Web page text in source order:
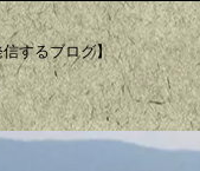
するブログ】